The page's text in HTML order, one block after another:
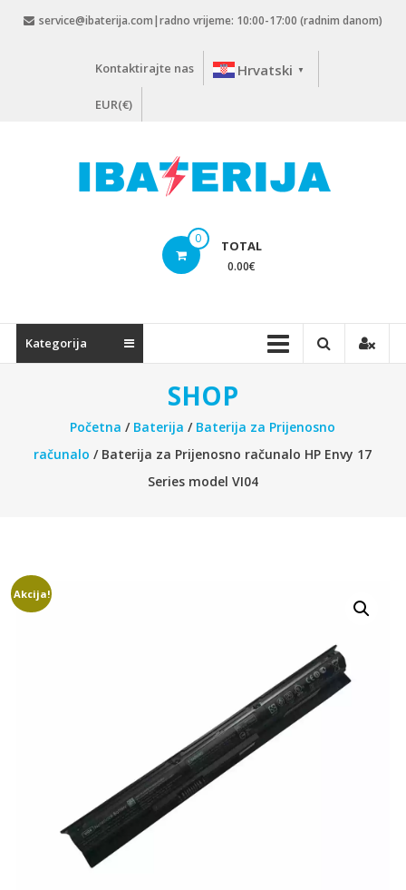
service@ibaterija.com|radno vrijeme: 10:00-17:00 (radnim danom)
Kontaktirajte nas Hrvatski ▼
EUR(€)
0 TOTAL
0.00€
Kategorija
SHOP
Početna / Baterija / Baterija za Prijenosno
računalo / Baterija za Prijenosno računalo HP Envy 17
Series model VI04
Akcija!